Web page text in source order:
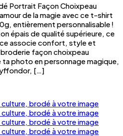
Portrait Façon Choixpeau
de la magie avec ce t-shirt
entièrement personnalisable !
épais de qualité supérieure, ce
associe confort, style et
façon choixpeau
photo en personnage magique,
[…]